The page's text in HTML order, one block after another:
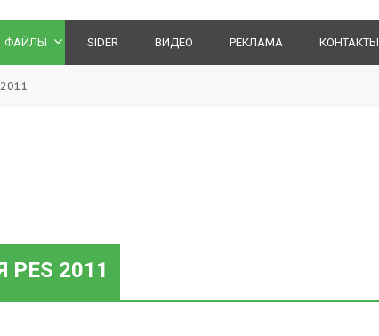
ФАЙЛЫ SIDER ВИДЕО РЕКЛАМА КОНТАКТЫ
2011